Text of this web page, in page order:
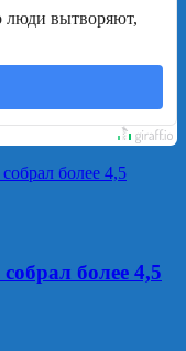
люди вытворяют,
более 4,5